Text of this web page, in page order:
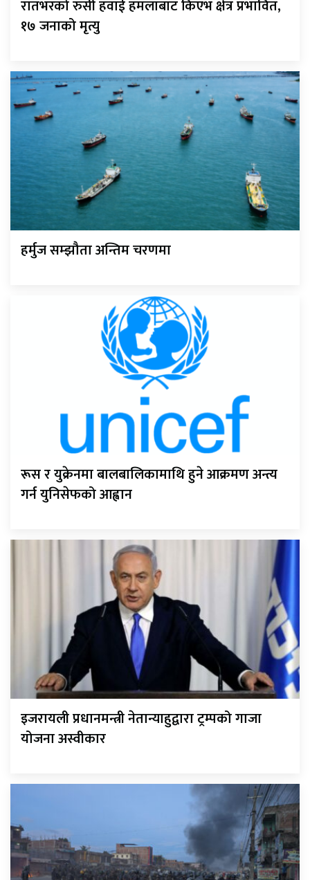
रातभरको रुसी हवाई हमलाबाट किएभ क्षेत्र प्रभावित,
१७ जनाको मृत्यु
हर्मुज सम्झौता अन्तिम चरणमा
रूस र युक्रेनमा बालबालिकामाथि हुने आक्रमण अन्त्य
गर्न युनिसेफको आह्वान
इजरायली प्रधानमन्त्री नेतान्याहुद्वारा ट्रम्पको गाजा
योजना अस्वीकार